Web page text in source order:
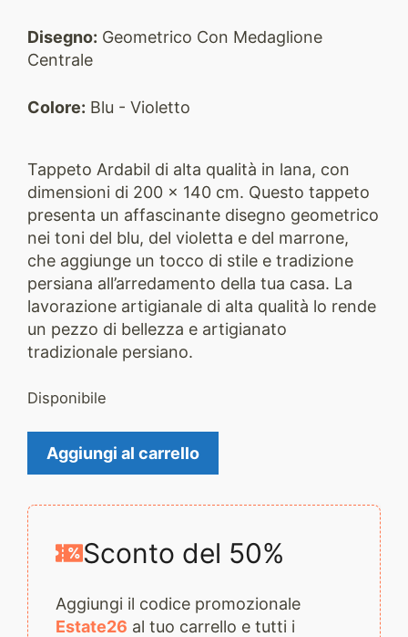
Disegno: Geometrico Con Medaglione
Centrale
Colore: Blu - Violetto
Tappeto Ardabil di alta qualità in lana, con
dimensioni di 200 x 140 cm. Questo tappeto
presenta un affascinante disegno geometrico
nei toni del blu, del violetta e del marrone,
che aggiunge un tocco di stile e tradizione
persiana all’arredamento della tua casa. La
lavorazione artigianale di alta qualità lo rende
un pezzo di bellezza e artigianato
tradizionale persiano.
Disponibile
Tappeto
Ardabil
quantità
Aggiungi al carrello
Sconto del 50%
Aggiungi il codice promozionale
Estate26 al tuo carrello e tutti i